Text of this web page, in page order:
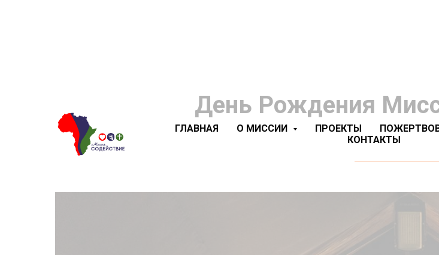
ГЛАВНАЯ О МИССИИ ПРОЕКТЫ
КОНТАКТЫ
День Рождения